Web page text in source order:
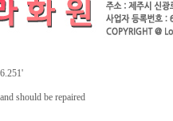
should be repaired